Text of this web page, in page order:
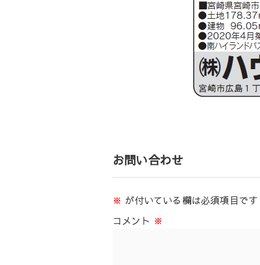
お問い合わせ
※ が付いている欄は必須項目です
コメント ※